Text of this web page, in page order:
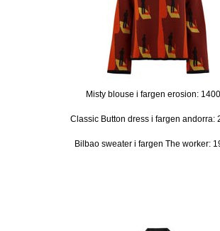
Misty blouse i fargen erosion:
Classic Button dress i fargen andorra:
Bilbao sweater i fargen The worker: